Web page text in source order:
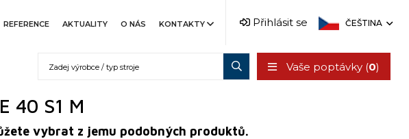
REFERENCE AKTUALITY O NÁS KONTAKTY Přihlásit se ČEŠTINA
Vaše poptávky (0)
40 S1 M
vybrat z jemu podobných produktů.